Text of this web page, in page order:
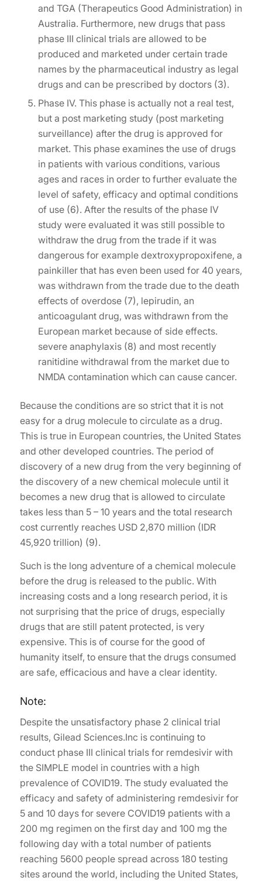
and TGA (Therapeutics Good Administration) in
Australia. Furthermore, new drugs that pass
phase III clinical trials are allowed to be
produced and marketed under certain trade
names by the pharmaceutical industry as legal
drugs and can be prescribed by doctors (3).
Phase IV. This phase is actually not a real test,
but a post marketing study (post marketing
surveillance) after the drug is approved for
market. This phase examines the use of drugs
in patients with various conditions, various
ages and races in order to further evaluate the
level of safety, efficacy and optimal conditions
of use (6). After the results of the phase IV
study were evaluated it was still possible to
withdraw the drug from the trade if it was
dangerous for example dextroxypropoxifene, a
painkiller that has even been used for 40 years,
was withdrawn from the trade due to the death
effects of overdose (7), lepirudin, an
anticoagulant drug, was withdrawn from the
European market because of side effects.
severe anaphylaxis (8) and most recently
ranitidine withdrawal from the market due to
NMDA contamination which can cause cancer.
Because the conditions are so strict that it is not
easy for a drug molecule to circulate as a drug.
This is true in European countries, the United States
and other developed countries. The period of
discovery of a new drug from the very beginning of
the discovery of a new chemical molecule until it
becomes a new drug that is allowed to circulate
takes less than 5 – 10 years and the total research
cost currently reaches USD 2,870 million (IDR
45,920 trillion) (9).
Such is the long adventure of a chemical molecule
before the drug is released to the public. With
increasing costs and a long research period, it is
not surprising that the price of drugs, especially
drugs that are still patent protected, is very
expensive. This is of course for the good of
humanity itself, to ensure that the drugs consumed
are safe, efficacious and have a clear identity.
Note:
Despite the unsatisfactory phase 2 clinical trial
results, Gilead Sciences.Inc is continuing to
conduct phase III clinical trials for remdesivir with
the SIMPLE model in countries with a high
prevalence of COVID19. The study evaluated the
efficacy and safety of administering remdesivir for
5 and 10 days for severe COVID19 patients with a
200 mg regimen on the first day and 100 mg the
following day with a total number of patients
reaching 5600 people spread across 180 testing
sites around the world, including the United States,